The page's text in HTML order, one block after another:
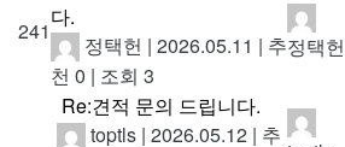
241
다.
정택헌 | 2026.05.11 | 추
천 0 | 조회 3
정택헌
Re:견적 문의 드립니다.
toptls | 2026.05.12 | 추